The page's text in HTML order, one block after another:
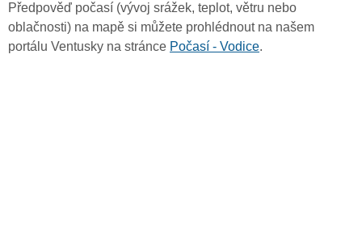
Předpověď počasí (vývoj srážek, teplot, větru nebo
oblačnosti) na mapě si můžete prohlédnout na našem
portálu Ventusky na stránce Počasí - Vodice.